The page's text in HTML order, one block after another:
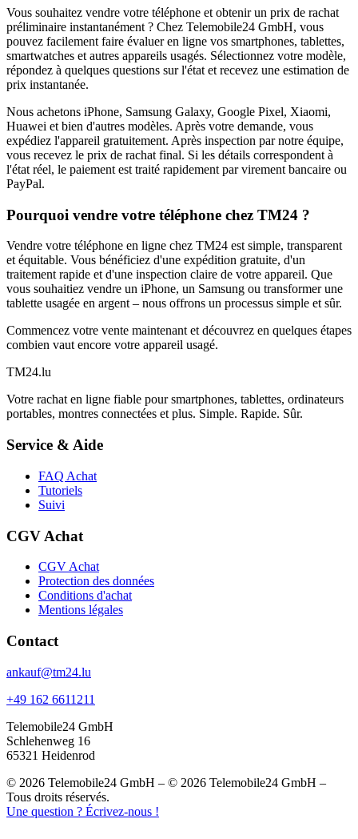
Vous souhaitez vendre votre téléphone et obtenir un prix de rachat
préliminaire instantanément ? Chez Telemobile24 GmbH, vous
pouvez facilement faire évaluer en ligne vos smartphones, tablettes,
smartwatches et autres appareils usagés. Sélectionnez votre modèle,
répondez à quelques questions sur l'état et recevez une estimation de
prix instantanée.
Nous achetons iPhone, Samsung Galaxy, Google Pixel, Xiaomi,
Huawei et bien d'autres modèles. Après votre demande, vous
expédiez l'appareil gratuitement. Après inspection par notre équipe,
vous recevez le prix de rachat final. Si les détails correspondent à
l'état réel, le paiement est traité rapidement par virement bancaire ou
PayPal.
Pourquoi vendre votre téléphone chez TM24 ?
Vendre votre téléphone en ligne chez TM24 est simple, transparent
et équitable. Vous bénéficiez d'une expédition gratuite, d'un
traitement rapide et d'une inspection claire de votre appareil. Que
vous souhaitiez vendre un iPhone, un Samsung ou transformer une
tablette usagée en argent – nous offrons un processus simple et sûr.
Commencez votre vente maintenant et découvrez en quelques étapes
combien vaut encore votre appareil usagé.
TM24.lu
Votre rachat en ligne fiable pour smartphones, tablettes, ordinateurs
portables, montres connectées et plus. Simple. Rapide. Sûr.
Service & Aide
FAQ Achat
Tutoriels
Suivi
CGV Achat
CGV Achat
Protection des données
Conditions d'achat
Mentions légales
Contact
ankauf@tm24.lu
+49 162 6611211
Telemobile24 GmbH
Schlehenweg 16
65321 Heidenrod
© 2026 Telemobile24 GmbH – © 2026 Telemobile24 GmbH –
Tous droits réservés.
Une question ? Écrivez-nous !